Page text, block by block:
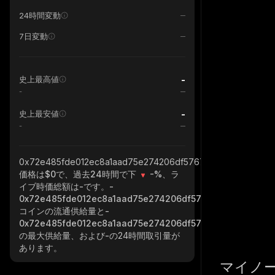
24時間変動
7日変動
史上最高値 -
-
史上最安値 -
-
価格は$0で、過去24時間で下
-% 、ラ
イブ時価総額は-です。 -
コインの流通供給量と -
の最大供給量、および-の24時間取引量が
あります。
マイノ